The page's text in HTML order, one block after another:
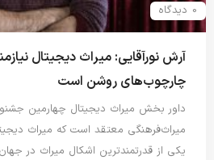
0 دیدگاه
آرش نورآقایی: میراث دیجیتال
چارچوب‌های روشن است
داور بخش میراث دیجیتال چهارمین
میراث‌فرهنگی معتقد است که میراث
یکی از قدرتمندترین اشکال میراث در